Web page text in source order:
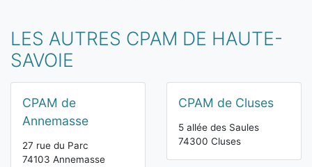
LES AUTRES CPAM DE HAUTE-
SAVOIE
CPAM de
Annemasse
27 rue du Parc
74103 Annemasse
CPAM de Cluses
5 allée des Saules
74300 Cluses